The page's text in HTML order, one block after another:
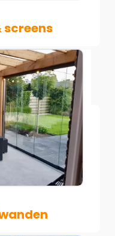
screens